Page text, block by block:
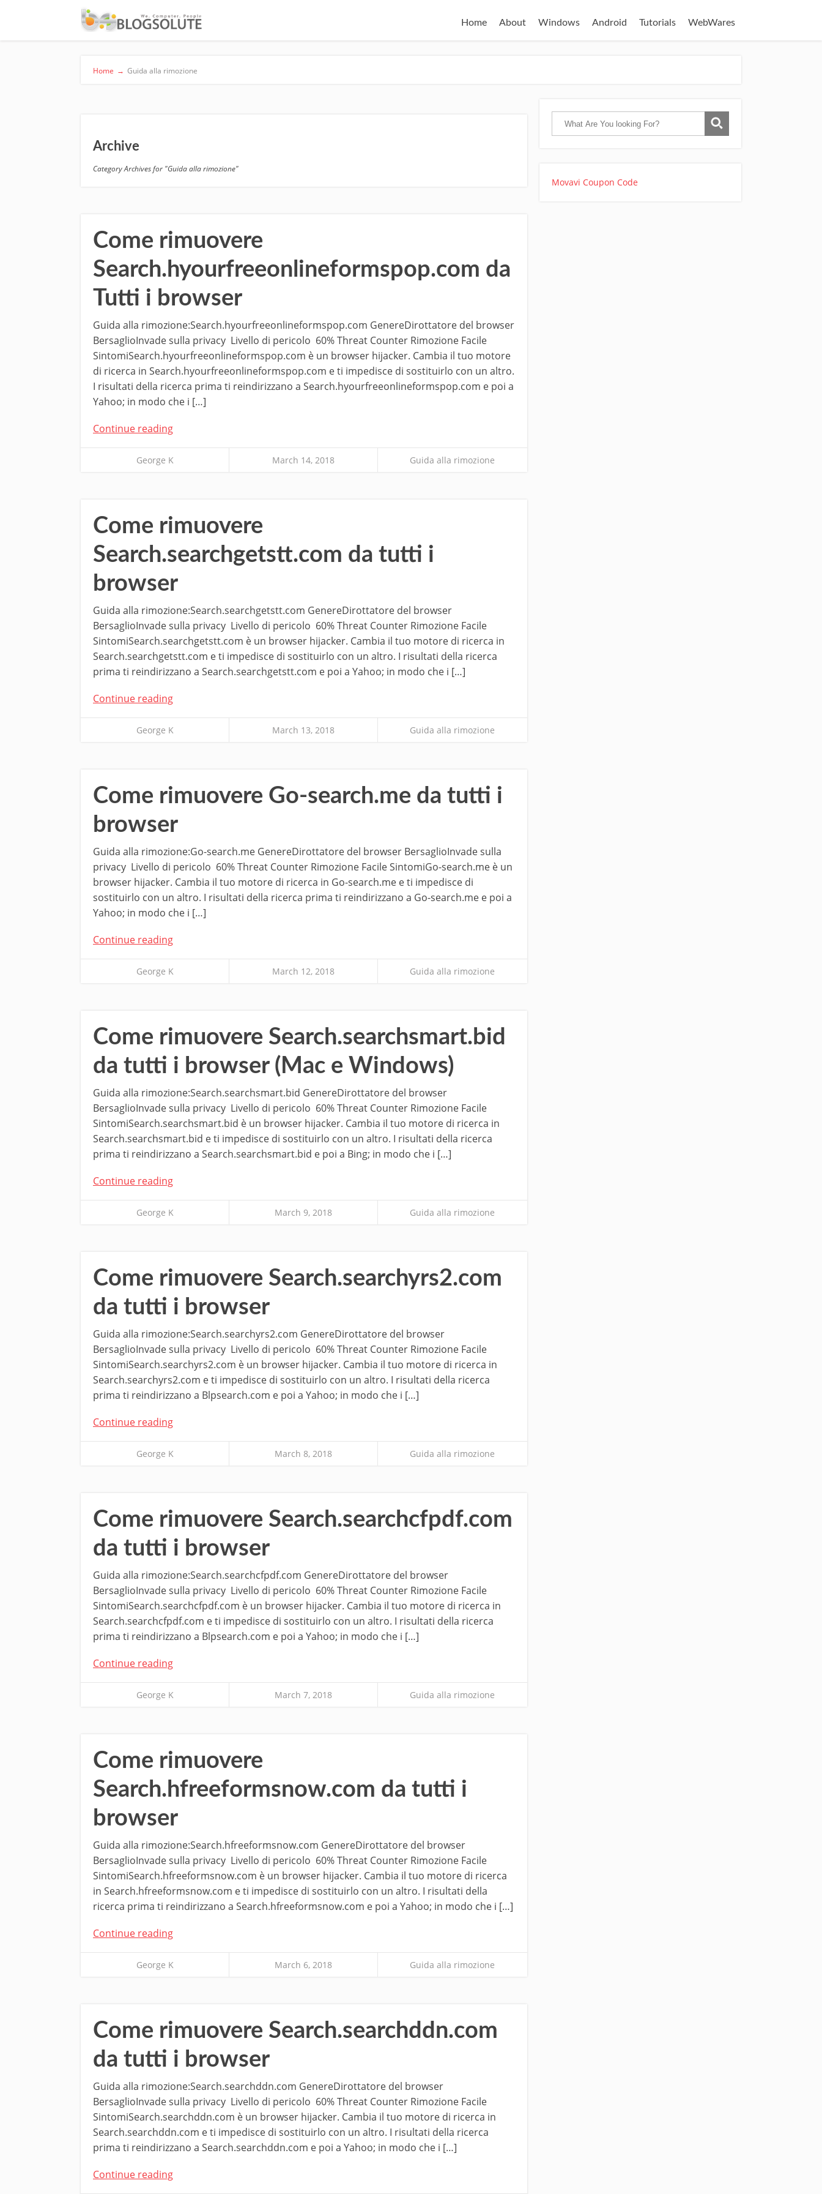
Home About Windows Android Tutorials WebWares
Home → Guida alla rimozione
Archive
Category Archives for "Guida alla rimozione"
Come rimuovere
Search.hyourfreeonlineformspop.com da
Tutti i browser
Guida alla rimozione:Search.hyourfreeonlineformspop.com GenereDirottatore del browser
BersaglioInvade sulla privacy Livello di pericolo 60% Threat Counter Rimozione Facile
SintomiSearch.hyourfreeonlineformspop.com è un browser hijacker. Cambia il tuo motore
di ricerca in Search.hyourfreeonlineformspop.com e ti impedisce di sostituirlo con un altro.
I risultati della ricerca prima ti reindirizzano a Search.hyourfreeonlineformspop.com e poi a
Yahoo; in modo che i […]
Continue reading
George K March 14, 2018 Guida alla rimozione
Come rimuovere
Search.searchgetstt.com da tutti i
browser
Guida alla rimozione:Search.searchgetstt.com GenereDirottatore del browser
BersaglioInvade sulla privacy Livello di pericolo 60% Threat Counter Rimozione Facile
SintomiSearch.searchgetstt.com è un browser hijacker. Cambia il tuo motore di ricerca in
Search.searchgetstt.com e ti impedisce di sostituirlo con un altro. I risultati della ricerca
prima ti reindirizzano a Search.searchgetstt.com e poi a Yahoo; in modo che i […]
Continue reading
George K March 13, 2018 Guida alla rimozione
Come rimuovere Go-search.me da tutti i
browser
Guida alla rimozione:Go-search.me GenereDirottatore del browser BersaglioInvade sulla
privacy Livello di pericolo 60% Threat Counter Rimozione Facile SintomiGo-search.me è un
browser hijacker. Cambia il tuo motore di ricerca in Go-search.me e ti impedisce di
sostituirlo con un altro. I risultati della ricerca prima ti reindirizzano a Go-search.me e poi a
Yahoo; in modo che i […]
Continue reading
George K March 12, 2018 Guida alla rimozione
Come rimuovere Search.searchsmart.bid
da tutti i browser (Mac e Windows)
Guida alla rimozione:Search.searchsmart.bid GenereDirottatore del browser
BersaglioInvade sulla privacy Livello di pericolo 60% Threat Counter Rimozione Facile
SintomiSearch.searchsmart.bid è un browser hijacker. Cambia il tuo motore di ricerca in
Search.searchsmart.bid e ti impedisce di sostituirlo con un altro. I risultati della ricerca
prima ti reindirizzano a Search.searchsmart.bid e poi a Bing; in modo che i […]
Continue reading
George K March 9, 2018 Guida alla rimozione
Come rimuovere Search.searchyrs2.com
da tutti i browser
Guida alla rimozione:Search.searchyrs2.com GenereDirottatore del browser
BersaglioInvade sulla privacy Livello di pericolo 60% Threat Counter Rimozione Facile
SintomiSearch.searchyrs2.com è un browser hijacker. Cambia il tuo motore di ricerca in
Search.searchyrs2.com e ti impedisce di sostituirlo con un altro. I risultati della ricerca
prima ti reindirizzano a Blpsearch.com e poi a Yahoo; in modo che i […]
Continue reading
George K March 8, 2018 Guida alla rimozione
Come rimuovere Search.searchcfpdf.com
da tutti i browser
Guida alla rimozione:Search.searchcfpdf.com GenereDirottatore del browser
BersaglioInvade sulla privacy Livello di pericolo 60% Threat Counter Rimozione Facile
SintomiSearch.searchcfpdf.com è un browser hijacker. Cambia il tuo motore di ricerca in
Search.searchcfpdf.com e ti impedisce di sostituirlo con un altro. I risultati della ricerca
prima ti reindirizzano a Blpsearch.com e poi a Yahoo; in modo che i […]
Continue reading
George K March 7, 2018 Guida alla rimozione
Come rimuovere
Search.hfreeformsnow.com da tutti i
browser
Guida alla rimozione:Search.hfreeformsnow.com GenereDirottatore del browser
BersaglioInvade sulla privacy Livello di pericolo 60% Threat Counter Rimozione Facile
SintomiSearch.hfreeformsnow.com è un browser hijacker. Cambia il tuo motore di ricerca
in Search.hfreeformsnow.com e ti impedisce di sostituirlo con un altro. I risultati della
ricerca prima ti reindirizzano a Search.hfreeformsnow.com e poi a Yahoo; in modo che i […]
Continue reading
George K March 6, 2018 Guida alla rimozione
Come rimuovere Search.searchddn.com
da tutti i browser
Guida alla rimozione:Search.searchddn.com GenereDirottatore del browser
BersaglioInvade sulla privacy Livello di pericolo 60% Threat Counter Rimozione Facile
SintomiSearch.searchddn.com è un browser hijacker. Cambia il tuo motore di ricerca in
Search.searchddn.com e ti impedisce di sostituirlo con un altro. I risultati della ricerca
prima ti reindirizzano a Search.searchddn.com e poi a Yahoo; in modo che i […]
Continue reading
Movavi Coupon Code